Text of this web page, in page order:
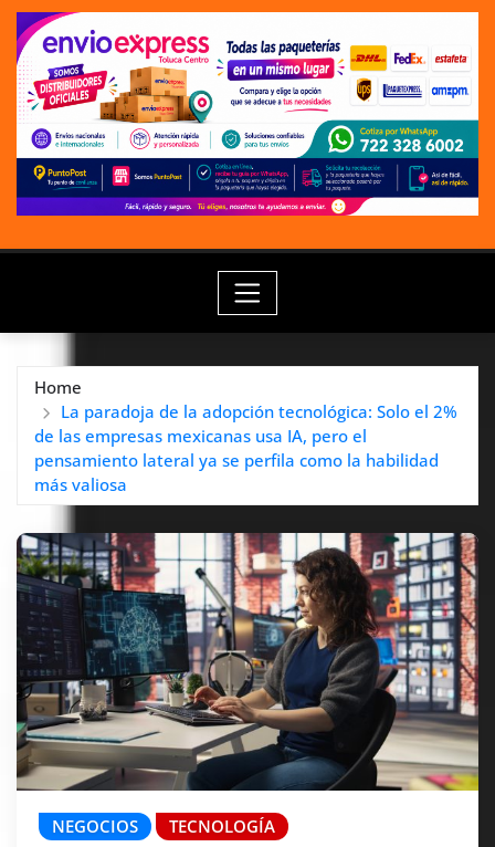
Home
La paradoja de la adopción tecnológica: Solo el 2%
de las empresas mexicanas usa IA, pero el
pensamiento lateral ya se perfila como la habilidad
más valiosa
NEGOCIOS TECNOLOGÍA